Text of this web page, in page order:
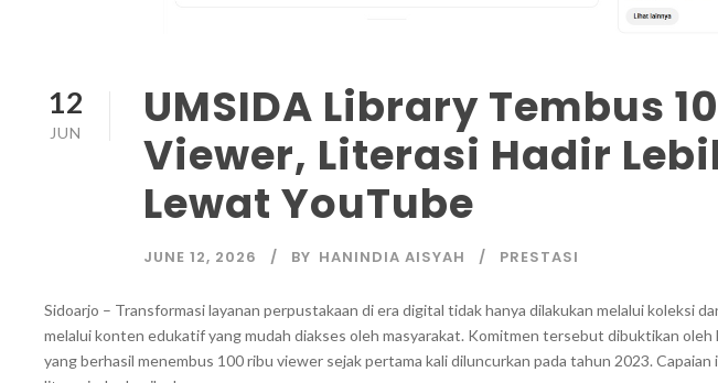
12
JUN
UMSIDA Library Tembus
Viewer, Literasi Hadir
Lewat YouTube
JUNE 12, 2026 BY HANINDIA AISYAH PRESTASI
Sidoarjo – Transformasi layanan perpustakaan di era digital tidak hanya dilakukan melalui koleksi
melalui konten edukatif yang mudah diakses oleh masyarakat. Komitmen tersebut dibuktikan oleh
yang berhasil menembus 100 ribu viewer sejak pertama kali diluncurkan pada tahun 2023.